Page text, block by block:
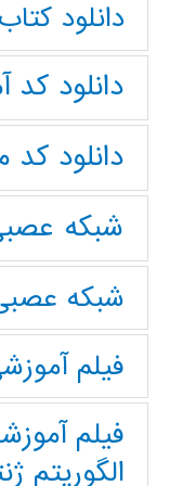
دانلود
دانلود کد
دانلود کد
شبکه
شبکه
فیلم
فیلم
الگوریتم